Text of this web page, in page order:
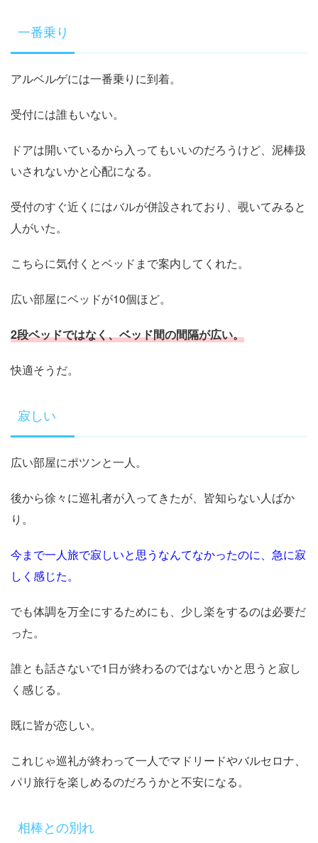
一番乗り
アルベルゲには一番乗りに到着。
受付には誰もいない。
ドアは開いているから入ってもいいのだろうけど、泥棒扱
いされないかと心配になる。
受付のすぐ近くにはバルが併設されており、覗いてみると
人がいた。
こちらに気付くとベッドまで案内してくれた。
広い部屋にベッドが10個ほど。
2段ベッドではなく、ベッド間の間隔が広い。
快適そうだ。
寂しい
広い部屋にポツンと一人。
後から徐々に巡礼者が入ってきたが、皆知らない人ばか
り。
今まで一人旅で寂しいと思うなんてなかったのに、急に寂
しく感じた。
でも体調を万全にするためにも、少し楽をするのは必要だ
った。
誰とも話さないで1日が終わるのではないかと思うと寂し
く感じる。
既に皆が恋しい。
これじゃ巡礼が終わって一人でマドリードやバルセロナ、
パリ旅行を楽しめるのだろうかと不安になる。
相棒との別れ